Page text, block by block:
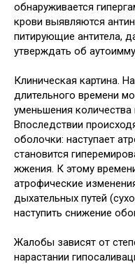
обнаруживается
крови выявляются
питирующие антитела,
утверждать об
Клиническая картина.
длительного времени
уменьшения
Впоследствии
оболочки: наступает
становится
жжения. К этому
атрофические
дыхательных путей
наступить снижение
Жалобы зависят от
нарастании